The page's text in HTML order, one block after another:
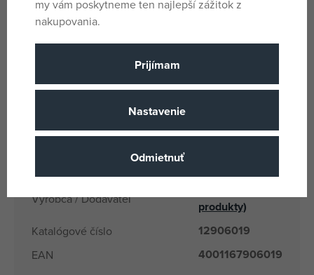
Licencia
Materiál Plast
Vek od 3 rokov
Výrobca / Dodávateľ
produkty)
Katalógové číslo 12906019
EAN 4001167906019
my vám poskytneme ten najlepší zážitok z
nakupovania.
Prijímam
Nastavenie
Odmietnuť